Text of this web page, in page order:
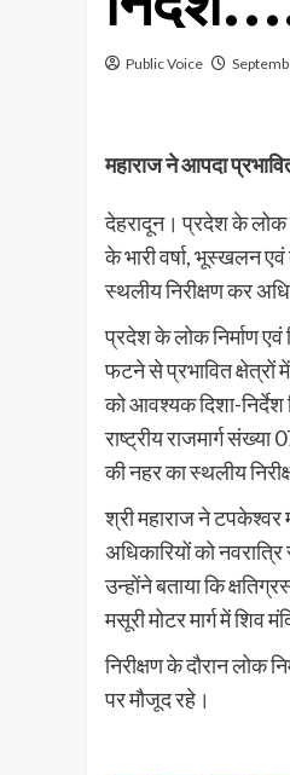
Public Voice
महाराज ने आपदा
देहरादून। प्रदेश के लोक
के भारी वर्षा, भूस्खलन
स्थलीय निरीक्षण कर
प्रदेश के लोक निर्माण
फटने से प्रभावित क्षेत्रों
को आवश्यक दिशा-निर्देश
राष्ट्रीय राजमार्ग
की नहर का स्थलीय
श्री महाराज ने टपकेश्वर
अधिकारियों को
उन्होंने बताया कि
मसूरी मोटर मार्ग में शिव
निरीक्षण के दौरान लोक
पर मौजूद रहे।